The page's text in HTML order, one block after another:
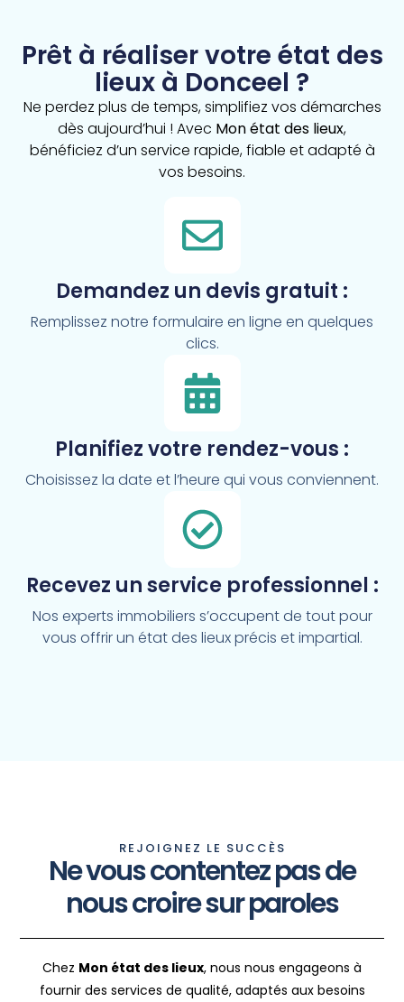
Prêt à réaliser votre état des
lieux à Donceel ?
Ne perdez plus de temps, simplifiez vos démarches
dès aujourd’hui ! Avec Mon état des lieux,
bénéficiez d’un service rapide, fiable et adapté à
vos besoins.
Demandez un devis gratuit :
Remplissez notre formulaire en ligne en quelques
clics.
Planifiez votre rendez-vous :
Choisissez la date et l’heure qui vous conviennent.
Recevez un service professionnel :
Nos experts immobiliers s’occupent de tout pour
vous offrir un état des lieux précis et impartial.
REJOIGNEZ LE SUCCÈS
Ne vous contentez pas de
nous croire sur paroles
Chez Mon état des lieux, nous nous engageons à
fournir des services de qualité, adaptés aux besoins